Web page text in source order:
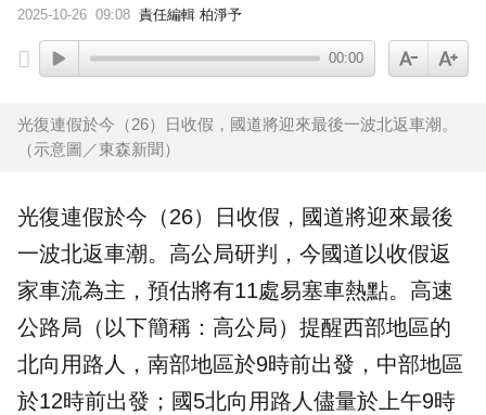
2025-10-26 09:08 責任編輯 柏淨予
00:00
光復連假於今（26）日收假，國道將迎來最後一波北返車潮。
（示意圖／東森新聞）
光復連假於今（26）日收假， 國道將迎來最後
一波北返車潮。高公局研判，今國道以收假返
家車流為主，預估將有11處易塞車熱點。 高速
公路局 （以下簡稱：高公局）提醒西部地區的
北向用路人，南部地區於9時前出發，中部地區
於12時前出發；國5北向用路人儘量於上午9時